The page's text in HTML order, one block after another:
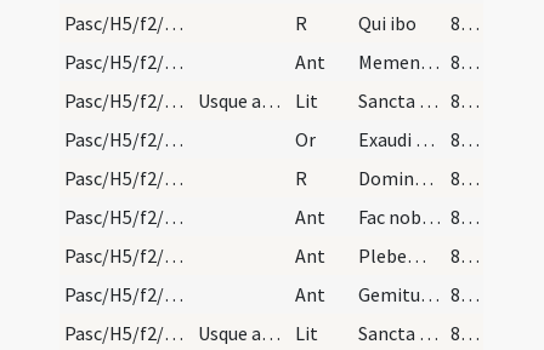
Pasc/H5/f2/Rogationes/Rogation Days/procession/10
R Qui ibo
854 (251)
Pasc/H5/f2/Rogationes/Rogation Days/procession/13
Ant Memento Domine
854 (251)
Pasc/H5/f2/Rogationes/Rogation Days/litany/11
Usque ad sanctum Naborem. Lit Sancta Maria
854 (251)
Pasc/H5/f2/Rogationes/Rogation Days/stational oration/12
Or Exaudi nos...iubeas et peccata dimitti.
854 (251)
Pasc/H5/f2/Rogationes/Rogation Days/procession/11
R Domine non secundum ... retribuas ...
854 (251)
Pasc/H5/f2/Rogationes/Rogation Days/procession/14
Ant Fac nobiscum
854 (251)
Pasc/H5/f2/Rogationes/Rogation Days/procession/15
Ant Plebem istam tu
855 (252)
Pasc/H5/f2/Rogationes/Rogation Days/procession/16
Ant Gemitus noster
855 (252)
Pasc/H5/f2/Rogationes/Rogation Days/litany/12
Usque ad sanctum Victorem ad refugium. Lit Sancta Maria
855 (252)